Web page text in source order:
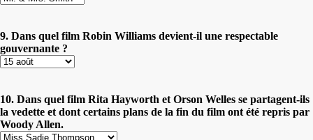
9. Dans quel film Robin Williams devient-il une respectable
gouvernante ?
10. Dans quel film Rita Hayworth et Orson Welles se partagent-ils
la vedette et dont certains plans de la fin du film ont été repris par
Woody Allen.